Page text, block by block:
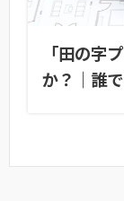
「田の字
か？｜誰